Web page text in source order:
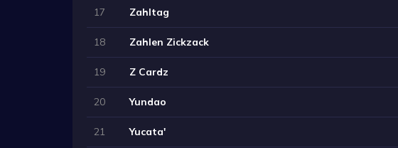
17 Zahltag
18 Zahlen Zickzack
19 Z Cardz
20 Yundao
21 Yucata'